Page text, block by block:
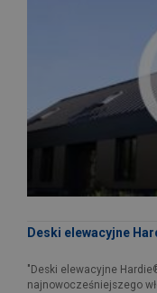
Deski elewacyjne
"Deski elewacyjne
najnowocześniejszego